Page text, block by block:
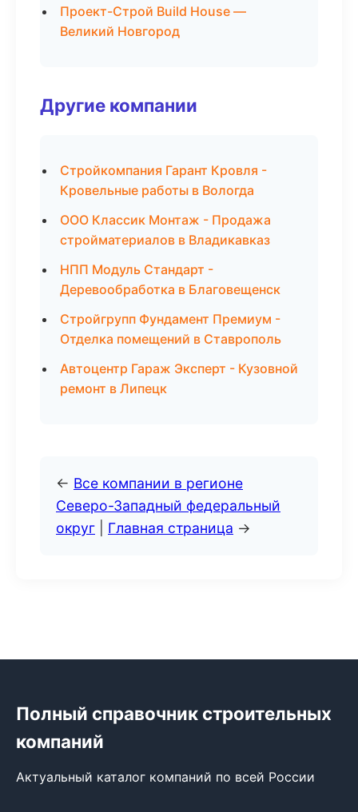
Проект-Строй Build House —
Великий Новгород
Другие компании
Стройкомпания Гарант Кровля -
Кровельные работы в Вологда
ООО Классик Монтаж - Продажа
стройматериалов в Владикавказ
НПП Модуль Стандарт -
Деревообработка в Благовещенск
Стройгрупп Фундамент Премиум -
Отделка помещений в Ставрополь
Автоцентр Гараж Эксперт - Кузовной
ремонт в Липецк
← Все компании в регионе
Северо-Западный федеральный
округ
Главная страница →
Полный справочник строительных
компаний
Актуальный каталог компаний по всей России